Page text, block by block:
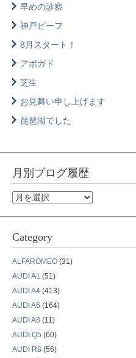
早めの診察
神戸ビーフ
8月スタート！
アボガド
芝生
お見舞い申し上げます
琵琶湖でした
月別ブログ履歴
Category
ALFAROMEO (31)
AUDI A1 (51)
AUDI A4 (413)
AUDI A6 (164)
AUDI A8 (11)
AUDI Q5 (60)
AUDI R8 (56)